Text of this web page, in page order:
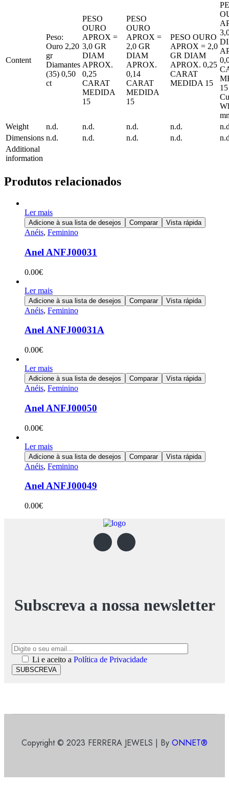
Content
Peso:
Ouro 2,20
gr
Diamantes
(35) 0,50
ct
PESO
OURO
APROX =
3,0 GR
DIAM
APROX.
0,25
CARAT
MEDIDA
15
PESO
OURO
APROX =
2,0 GR
DIAM
APROX.
0,14
CARAT
MEDIDA
15
PESO OURO
APROX = 2,0
GR DIAM
APROX. 0,25
CARAT
MEDIDA 15
Weight
n.d. n.d. n.d. n.d.
Dimensions n.d. n.d. n.d. n.d.
Additional
information
Produtos relacionados
Ler mais
Adicione à sua lista de desejos Comparar Vista rápida
Anéis, Feminino
Anel ANFJ00031
0.00€
Ler mais
Adicione à sua lista de desejos Comparar Vista rápida
Anéis, Feminino
Anel ANFJ00031A
0.00€
Ler mais
Adicione à sua lista de desejos Comparar Vista rápida
Anéis, Feminino
Anel ANFJ00050
0.00€
Ler mais
Adicione à sua lista de desejos Comparar Vista rápida
Anéis, Feminino
Anel ANFJ00049
0.00€
Subscreva a nossa newsletter
Li e aceito a Política de Privacidade
SUBSCREVA
Copyright © 2023 FERRERA JEWELS | By ONNET®